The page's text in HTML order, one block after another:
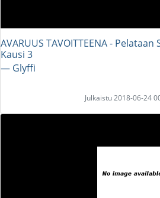
AVARUUS TAVOITTEENA -
Kausi 3
― Glyffi
Julkaistu 2018-06-24